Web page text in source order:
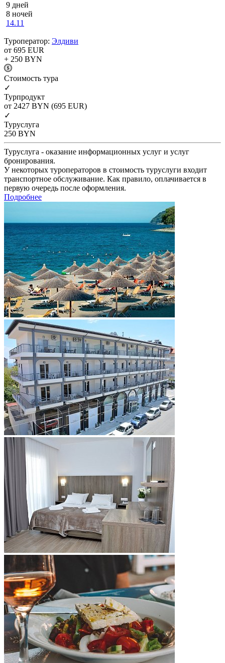
9 дней
8 ночей
14.11
Туроператор: Элдиви
от 695 EUR
+ 250 BYN
Cтоимость тура
✓
Турпродукт
от 2427 BYN (695 EUR)
✓
Туруслуга
250 BYN
Туруслуга - оказание информационных услуг и услуг
бронирования.
У некоторых туроператоров в стоимость туруслуги входит
транспортное обслуживание. Как правило, оплачивается в
первую очередь после оформления.
Подробнее